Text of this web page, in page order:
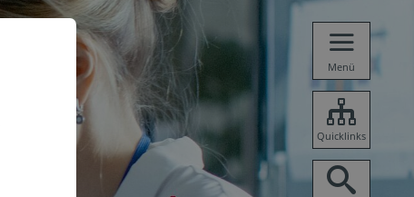
Menü
Quicklinks